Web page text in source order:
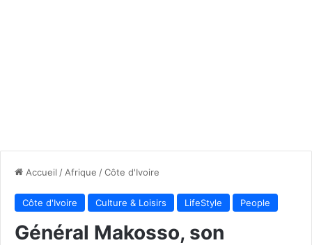
Accueil / Afrique /Côte d'Ivoire
Côte d'Ivoire Culture & Loisirs LifeStyle People
Général Makosso, son